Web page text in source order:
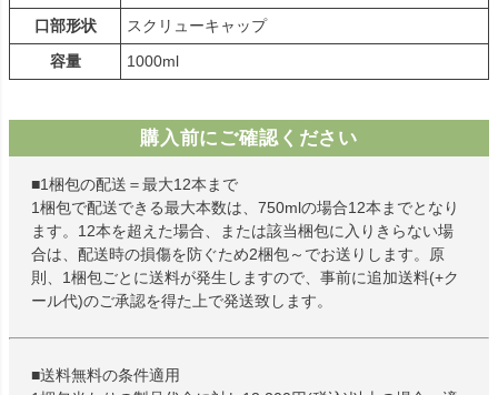
口部形状
スクリューキャップ
容量
1000ml
購入前にご確認ください
■1梱包の配送＝最大12本まで
1梱包で配送できる最大本数は、750mlの場合12本までとなり
ます。12本を超えた場合、または該当梱包に入りきらない場
合は、配送時の損傷を防ぐため2梱包～でお送りします。原
則、1梱包ごとに送料が発生しますので、事前に追加送料(+ク
ール代)のご承認を得た上で発送致します。
■送料無料の条件適用